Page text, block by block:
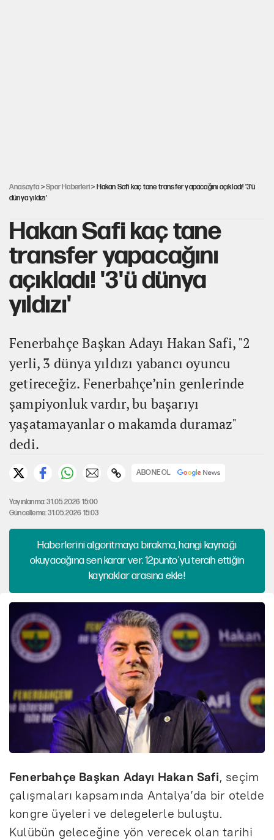
Anasayfa >Spor Haberleri> Hakan Safi kaç tane transfer yapacağını açıkladı! '3'ü
dünya yıldızı'
Hakan Safi kaç tane
transfer yapacağını
açıkladı! '3'ü dünya
yıldızı'
Fenerbahçe Başkan Adayı Hakan Safi, "2
yerli, 3 dünya yıldızı yabancı oyuncu
getireceğiz. Fenerbahçe’nin genlerinde
şampiyonluk vardır, bu başarıyı
yaşatamayanlar o makamda duramaz"
dedi.
ABONE OL
Yayınlanma: 31.05.2026 15:00
Güncelleme: 31.05.2026 15:03
Haberlerini algoritmaya bırakma, hangi kaynağı
okuyacağına sen karar ver. 12punto'yu tercih ettiğin
kaynaklar arasına ekle!
Fenerbahçe Başkan Adayı Hakan Safi, seçim
çalışmaları kapsamında Antalya’da bir otelde
kongre üyeleri ve delegelerle buluştu.
Kulübün geleceğine yön verecek olan tarihi